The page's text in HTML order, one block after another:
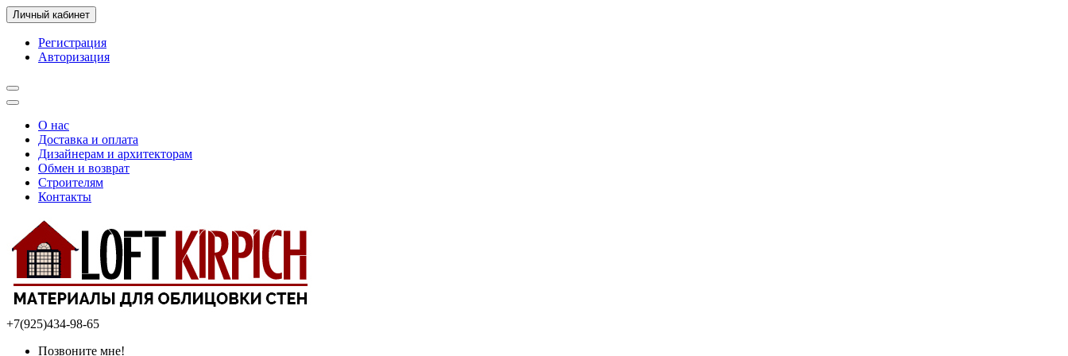
Личный кабинет
Регистрация
Авторизация
О нас
Доставка и оплата
Дизайнерам и архитекторам
Обмен и возврат
Строителям
Контакты
+7(925)434-98-65
Позвоните мне!